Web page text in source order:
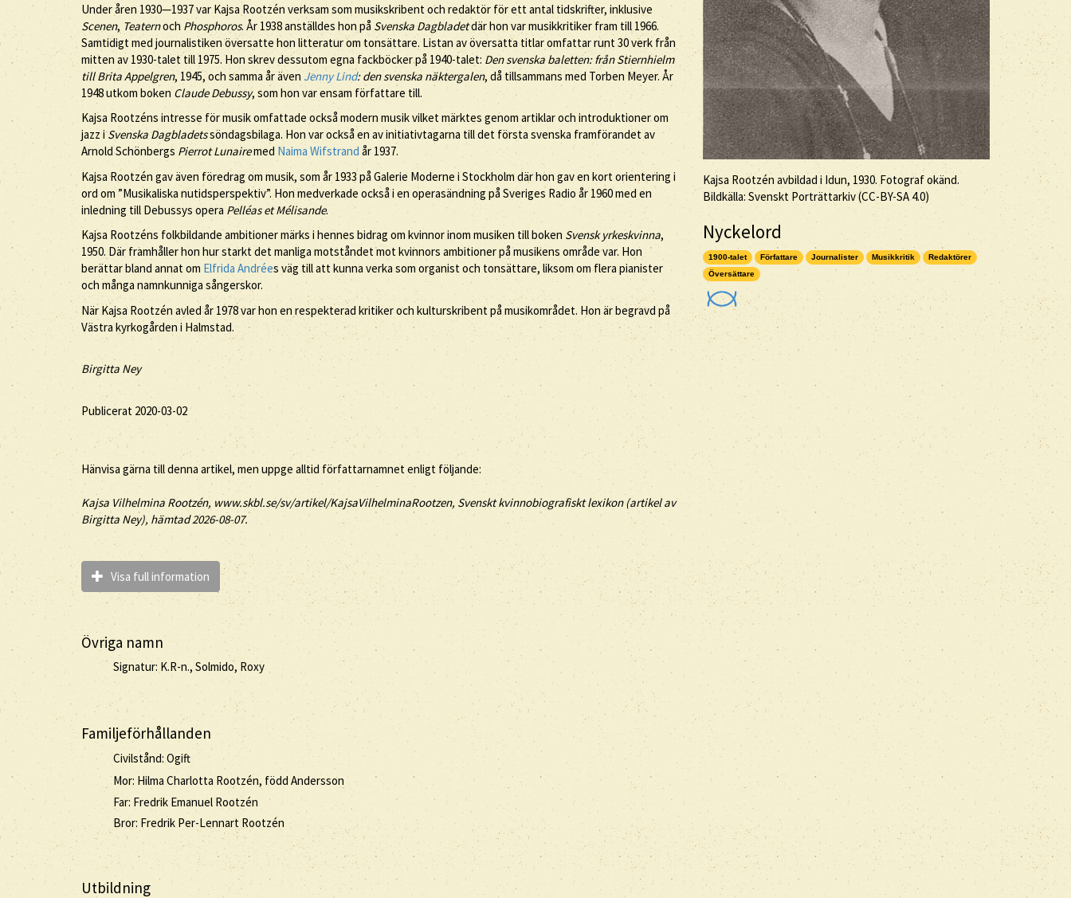
Under åren 1930—1937 var Kajsa Rootzén verksam som musikskribent och redaktör för ett antal tidskrifter, inklusive
Scenen, Teaternoch Phosphoros. År 1938 anställdes hon på Svenska Dagbladetdär hon var musikkritiker fram till 1966.
Samtidigt med journalistiken översatte hon litteratur om tonsättare. Listan av översatta titlar omfattar runt 30 verk från
mitten av 1930-talet till 1975. Hon skrev dessutom egna fackböcker på 1940-talet: Den svenska baletten: från Stiernhielm
till Brita Appelgren, 1945, och samma år även Jenny Lind: den svenska näktergalen, då tillsammans med Torben Meyer. År
1948 utkom bokenClaude Debussy, som hon var ensam författare till.
Kajsa Rootzéns intresse för musik omfattade också modern musik vilket märktes genom artiklar och introduktioner om
jazz iSvenska Dagbladetssöndagsbilaga. Hon var också en av initiativtagarna till det första svenska framförandet av
Arnold Schönbergs Pierrot Lunairemed Naima Wifstrand år 1937.
Kajsa Rootzén gav även föredrag om musik, som år 1933 på Galerie Moderne i Stockholm där hon gav en kort orientering i
ord om ”Musikaliska nutidsperspektiv”. Hon medverkade också i en operasändning på Sveriges Radio år 1960 med en
inledning till Debussys opera Pelléas et Mélisande.
Kajsa Rootzéns folkbildande ambitioner märks i hennes bidrag om kvinnor inom musiken till boken Svensk yrkeskvinna,
1950. Där framhåller hon hur starkt det manliga motståndet mot kvinnors ambitioner på musikens område var. Hon
berättar bland annat om Elfrida Andrées väg till att kunna verka som organist och tonsättare, liksom om flera pianister
och många namnkunniga sångerskor.
När Kajsa Rootzén avled år 1978 var hon en respekterad kritiker och kulturskribent på musikområdet. Hon är begravd på
Västra kyrkogården i Halmstad.
Birgitta Ney
Publicerat 2020-03-02
Hänvisa gärna till denna artikel, men uppge alltid författarnamnet enligt följande:
KajsaVilhelminaRootzén, www.skbl.se/sv/artikel/KajsaVilhelminaRootzen, Svenskt kvinnobiografiskt lexikon (artikel av
Birgitta Ney), hämtad 2026-08-07.
Visa full information
Övriga namn
Signatur: K.R-n., Solmido, Roxy
Familjeförhållanden
Civilstånd: Ogift
Mor: Hilma Charlotta Rootzén, född Andersson
Far: Fredrik Emanuel Rootzén
Bror: Fredrik Per-Lennart Rootzén
Utbildning
Kajsa Rootzén avbildad i Idun, 1930. Fotograf okänd.
Bildkälla: Svenskt Porträttarkiv (CC-BY-SA4.0)
Nyckelord
1900-talet Författare Journalister Musikkritik
Redaktörer
Översättare